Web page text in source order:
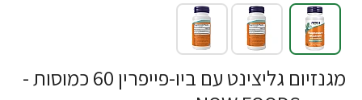
מגנזיום גליצינט עם ביו-פייפרין 60 כמוסות -